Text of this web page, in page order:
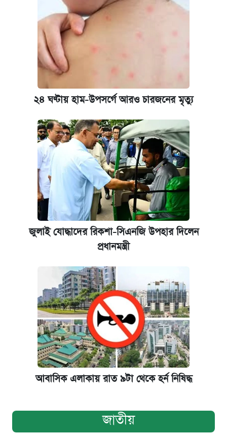
২৪ ঘণ্টায় হাম-উপসর্গে আরও চারজনের মৃত্যু
জুলাই যোদ্ধাদের রিকশা-সিএনজি উপহার দিলেন
প্রধানমন্ত্রী
আবাসিক এলাকায় রাত ৯টা থেকে হর্ন নিষিদ্ধ
জাতীয়